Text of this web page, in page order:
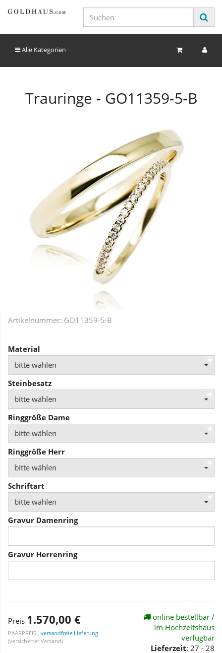
Alle Kategorien
Trauringe - GO11359-5-B
Artikelnummer: GO11359-5-B
Material
bitte wählen
Steinbesatz
bitte wählen
Ringgröße Dame
bitte wählen
Ringgröße Herr
bitte wählen
Schriftart
bitte wählen
Gravur Damenring
Gravur Herrenring
Preis 1.570,00 €
PAARPREIS , versandfreie Lieferung
(versicherter Versand)
online bestellbar /
im Hochzeitshaus
verfügbar
Lieferzeit: 27 - 28